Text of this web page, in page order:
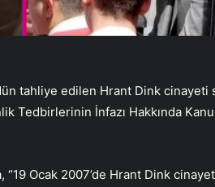
tahliye edilen Hrant Dink cinayeti
Tedbirlerinin İnfazı Hakkında
Ocak 2007’de Hrant Dink